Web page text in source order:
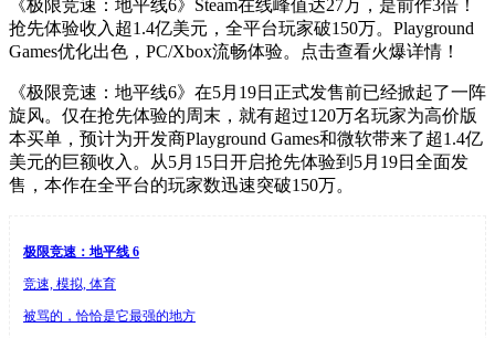
《极限竞速：地平线6》Steam在线峰值达27万，是前作3倍！
抢先体验收入超1.4亿美元，全平台玩家破150万。Playground
Games优化出色，PC/Xbox流畅体验。点击查看火爆详情！
《极限竞速：地平线6》在5月19日正式发售前已经掀起了一阵
旋风。仅在抢先体验的周末，就有超过120万名玩家为高价版
本买单，预计为开发商Playground Games和微软带来了超1.4亿
美元的巨额收入。从5月15日开启抢先体验到5月19日全面发
售，本作在全平台的玩家数迅速突破150万。
极限竞速：地平线 6
竞速, 模拟, 体育
被骂的，恰恰是它最强的地方